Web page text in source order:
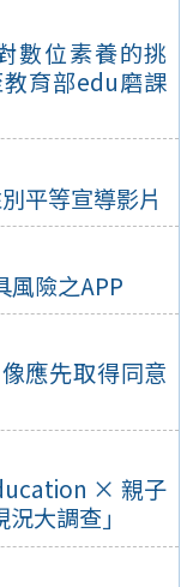
數位素養的挑
育部edu磨課
平等宣導影片
風險之APP
應先取得同意
× 親子
大調查」